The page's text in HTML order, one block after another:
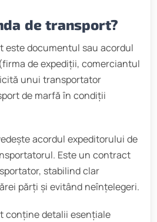
de transport?
este documentul sau acordul
de expediții, comerciantul
unui transportator
de marfă în condiții
acordul expeditorului de
Este un contract
stabilind clar
părți și evitând neînțelegeri.
conține detalii esențiale